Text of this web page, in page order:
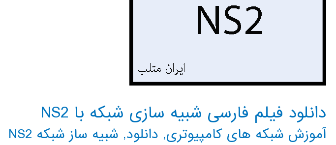
دانلود فیلم فارسی شبیه سازی شبکه با NS2
آموزش شبکه های کامپیوتری, دانلود, شبیه ساز شبکه NS2